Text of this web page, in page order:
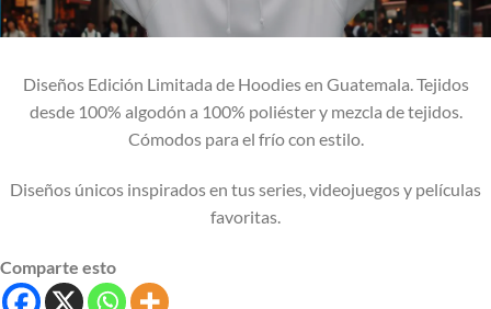
Diseños Edición Limitada de Hoodies en Guatemala. Tejidos
desde 100% algodón a 100% poliéster y mezcla de tejidos.
Cómodos para el frío con estilo.
Diseños únicos inspirados en tus series, videojuegos y películas
favoritas.
Comparte esto